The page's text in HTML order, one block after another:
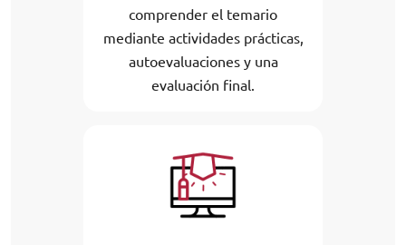
comprender el temario
mediante actividades prácticas,
autoevaluaciones y una
evaluación final.